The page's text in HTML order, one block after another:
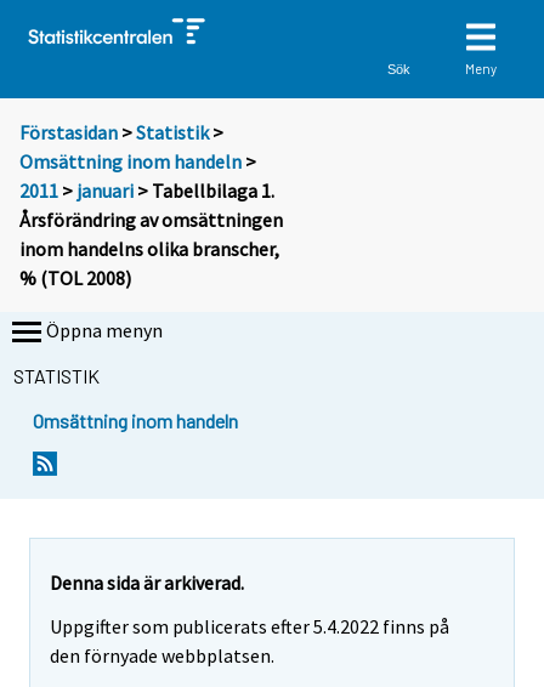
Sök Meny
Förstasidan >Statistik >
Omsättning inom handeln >
2011 > januari > Tabellbilaga 1.
Årsförändring av omsättningen
inom handelns olika branscher,
% (TOL 2008)
Öppna menyn
STATISTIK
Omsättning inom handeln
Denna sida är arkiverad.
Uppgifter som publicerats efter 5.4.2022 finns på
den förnyade webbplatsen.